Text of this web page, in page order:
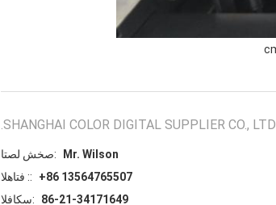
SHANGHAI COLOR DIGITAL SUPPLIER CO., LTD.
اتصل شخص:
Mr. Wilson
الهاتف ::
+86 13564765507
الفاكس:
86-21-34171649